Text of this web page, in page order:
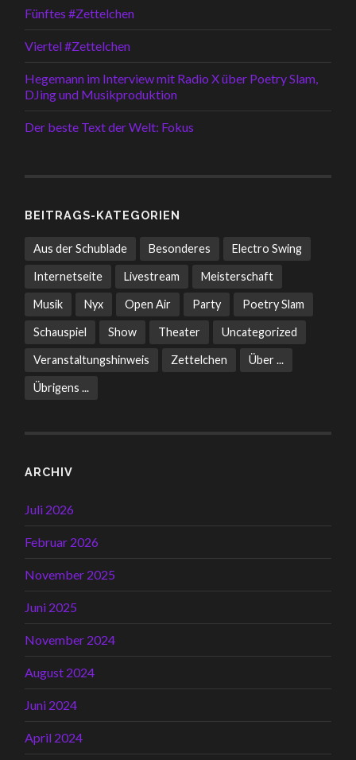
Fünftes #Zettelchen
Viertel #Zettelchen
Hegemann im Interview mit Radio X über Poetry Slam,
DJing und Musikproduktion
Der beste Text der Welt: Fokus
BEITRAGS-KATEGORIEN
Aus der Schublade Besonderes Electro Swing
Internetseite Livestream Meisterschaft
Musik Nyx Open Air Party Poetry Slam
Schauspiel Show Theater Uncategorized
Veranstaltungshinweis Zettelchen Über ...
Übrigens ...
ARCHIV
Juli 2026
Februar 2026
November 2025
Juni 2025
November 2024
August 2024
Juni 2024
April 2024